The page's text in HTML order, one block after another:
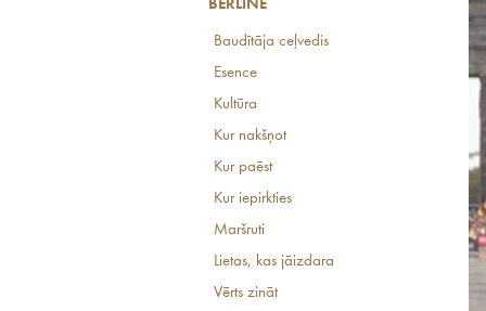
BERLĪNE
Baudītāja ceļvedis
Esence
Kultūra
Kur nakšņot
Kur paēst
Kur iepirkties
Maršruti
Lietas, kas jāizdara
Vērts zināt